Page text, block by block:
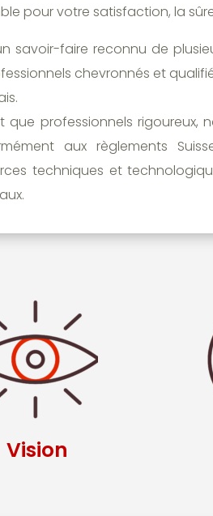
pour votre satisfaction, la
savoir-faire reconnu de
chevronnés et
que professionnels
aux règlements
techniques et
Vision